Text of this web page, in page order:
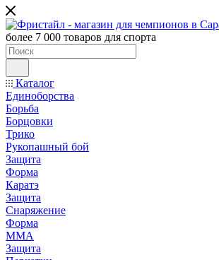
более 7 000 товаров для спорта
Каталог
Единоборства
Борьба
Борцовки
Трико
Рукопашный бой
Защита
Форма
Каратэ
Защита
Снаряжение
Форма
ММА
Защита